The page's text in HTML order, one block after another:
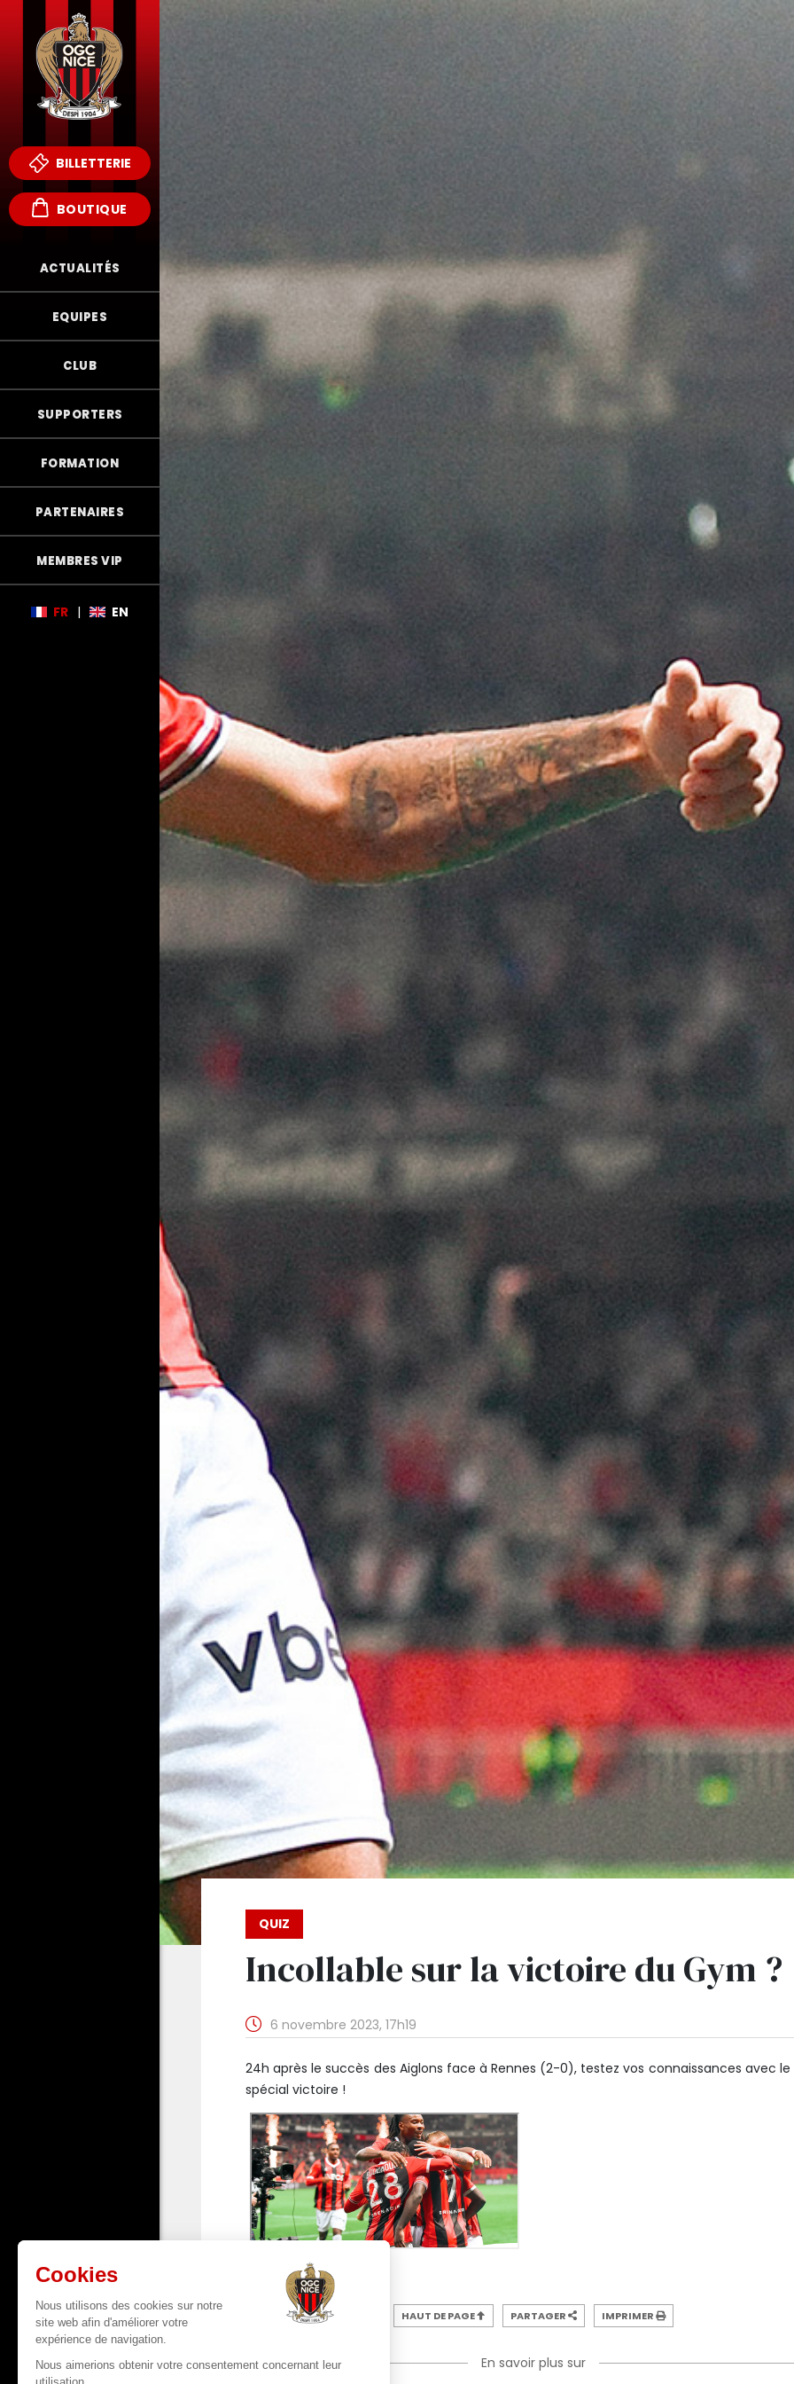
BILLETTERIE
BOUTIQUE
ACTUALITÉS
EQUIPES
CLUB
SUPPORTERS
FORMATION
PARTENAIRES
MEMBRES VIP
FR | EN
QUIZ
Incollable sur la victoire du Gym ?
6 novembre 2023, 17h19
24h après le succès des Aiglons face à Rennes (2-0), testez vos connaissances avec le
spécial victoire !
HAUT DE PAGE PARTAGER IMPRIMER
En savoir plus sur